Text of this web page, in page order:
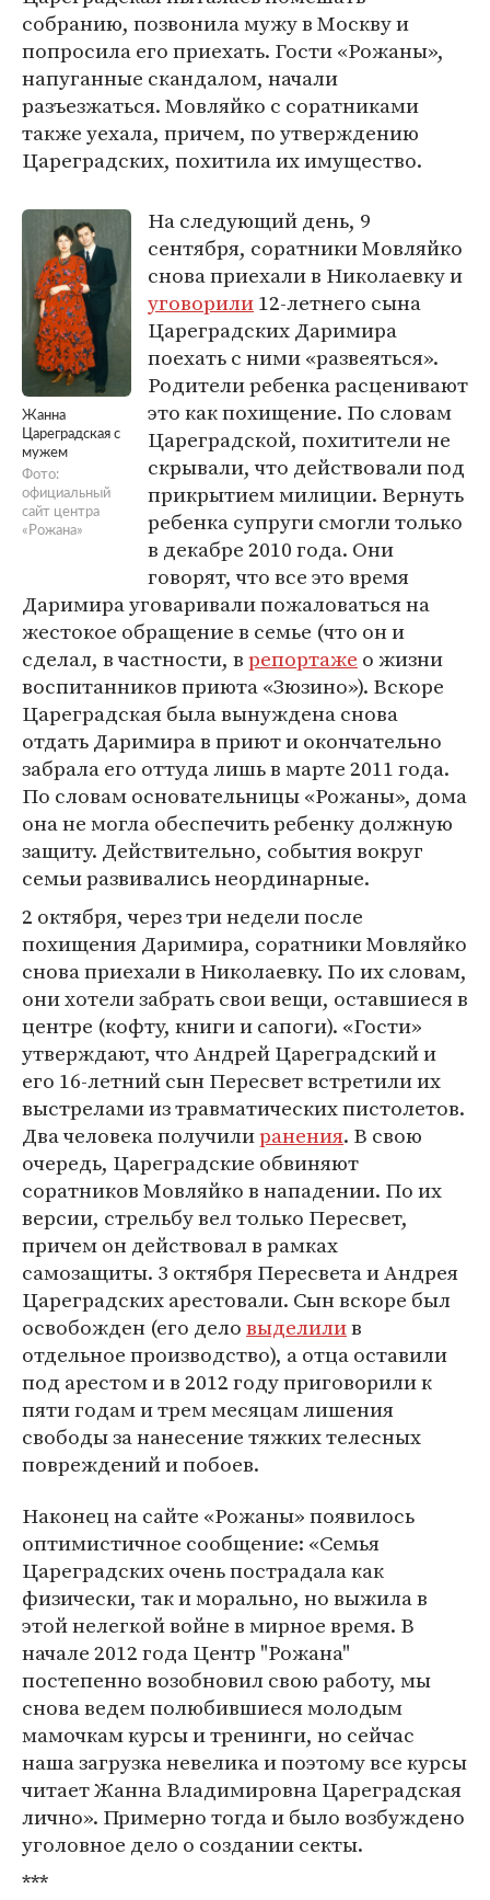
собранию, позвонила мужу в Москву и
попросила его приехать. Гости «Рожаны»,
напуганные скандалом, начали
разъезжаться. Мовляйко с соратниками
также уехала, причем, по утверждению
Цареградских, похитила их имущество.
Жанна
Цареградская с
мужем
Фото:
официальный
сайт центра
«Рожана»
На следующий день, 9
сентября, соратники Мовляйко
снова приехали в Николаевку и
уговорили12-летнего сына
Цареградских Даримира
поехать с ними «развеяться».
Родители ребенка расценивают
это как похищение. По словам
Цареградской, похитители не
скрывали, что действовали под
прикрытием милиции. Вернуть
ребенка супруги смогли только
в декабре 2010 года. Они
говорят, что все это время
Даримира уговаривали пожаловаться на
жестокое обращение в семье (что он и
сделал, в частности, врепортаже о жизни
воспитанников приюта «Зюзино»). Вскоре
Цареградская была вынуждена снова
отдать Даримира в приют и окончательно
забрала его оттуда лишь в марте 2011 года.
По словам основательницы «Рожаны», дома
она не могла обеспечить ребенку должную
защиту. Действительно, события вокруг
семьи развивались неординарные.
2 октября, через три недели после
похищения Даримира, соратники Мовляйко
снова приехали в Николаевку. По их словам,
они хотели забрать свои вещи, оставшиеся в
центре (кофту, книги и сапоги). «Гости»
утверждают, что Андрей Цареградский и
его 16-летний сын Пересвет встретили их
выстрелами из травматических пистолетов.
Два человека получилиранения. В свою
очередь, Цареградские обвиняют
соратников Мовляйко в нападении. По их
версии, стрельбу вел только Пересвет,
причем он действовал в рамках
самозащиты. 3 октября Пересвета и Андрея
Цареградских арестовали. Сын вскоре был
освобожден (его деловыделилив
отдельное производство), а отца оставили
под арестом и в 2012 году приговорили к
пяти годам и трем месяцам лишения
свободы за нанесение тяжких телесных
повреждений и побоев.
Наконец на сайте «Рожаны» появилось
оптимистичное сообщение: «Семья
Цареградских очень пострадала как
физически, так и морально, но выжила в
этой нелегкой войне в мирное время. В
начале 2012 года Центр "Рожана"
постепенно возобновил свою работу, мы
снова ведем полюбившиеся молодым
мамочкам курсы и тренинги, но сейчас
наша загрузка невелика и поэтому все курсы
читает Жанна Владимировна Цареградская
лично». Примерно тогда и было возбуждено
уголовное дело о создании секты.
***